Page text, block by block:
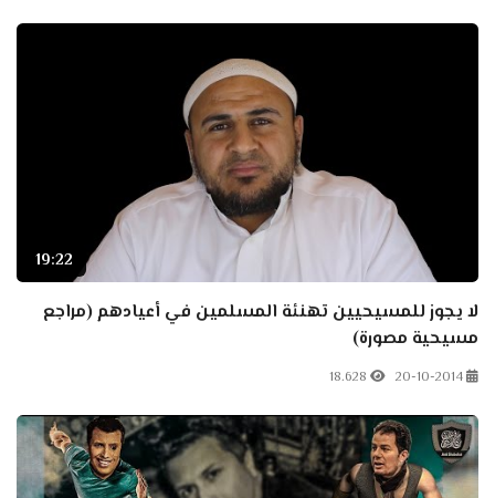
19:22
لا يجوز للمسيحيين تهنئة المسلمين في أعيادهم (مراجع
مسيحية مصورة)
20-10-2014
18.628